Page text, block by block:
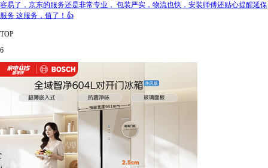
容易了，京东的服务还是非常专业， 包装严实，物流也快，安装师傅还贴心提醒延保
服务 这服务，值了！👍
TOP
6